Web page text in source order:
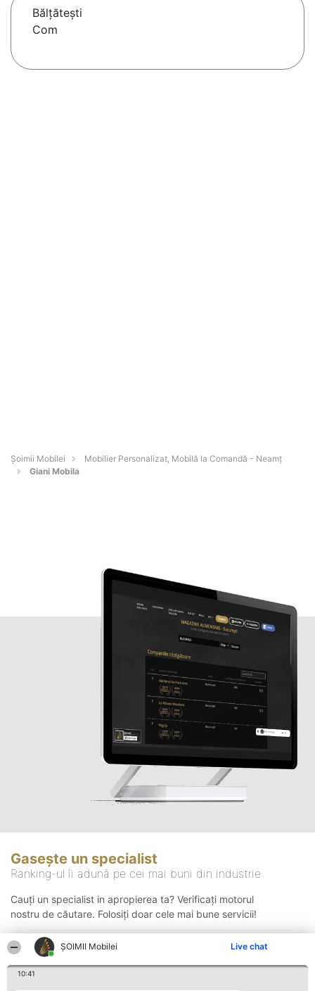
ȘOIMII Mobilei Live chat
10:41
Bălţăteşti
Com
Șoimii Mobilei
Mobilier Personalizat, Mobilă la Comandă - Neamţ
Giani Mobila
Gasește un specialist
Ranking-ul îi adună pe cei mai buni din industrie
Cauți un specialist in apropierea ta? Verificați motorul
nostru de căutare. Folosiți doar cele mai bune servicii!